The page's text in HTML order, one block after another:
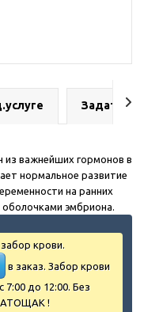
Задать
из важнейших гормонов в
нормальное развитие
на ранних
эмбриона.
крови.
в заказ. Забор крови
7:00 до 12:00. Без
!